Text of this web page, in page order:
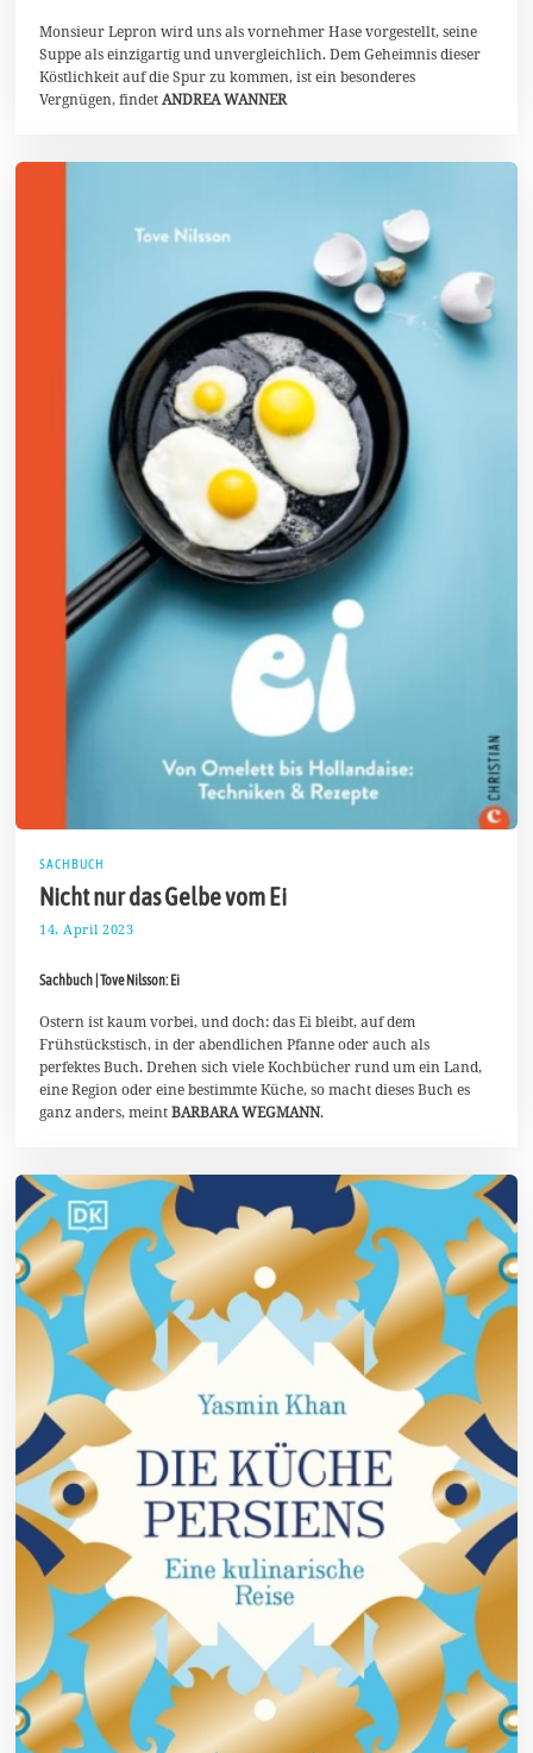
r
i
l
2
0
Monsieur Lepron wird uns als vornehmer Hase vorgestellt, seine
Suppe als einzigartig und unvergleichlich. Dem Geheimnis dieser
Köstlichkeit auf die Spur zu kommen, ist ein besonderes
Vergnügen, findetANDREA WANNER
SACHBUCH
Nicht nur das Gelbe vom Ei
14. April 2023
A
r
i
l
2
0
2
Sachbuch | Tove Nilsson: Ei
Ostern ist kaum vorbei, und doch: das Ei bleibt, auf dem
Frühstückstisch, in der abendlichen Pfanne oder auch als
perfektes Buch. Drehen sich viele Kochbücher rund um ein Land,
eine Region oder eine bestimmte Küche, so macht dieses Buch es
ganz anders, meintBARBARA WEGMANN.